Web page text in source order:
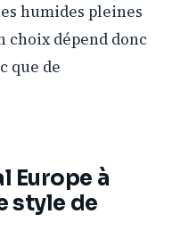
humides pleines
choix dépend donc
que de
Europe à
style de